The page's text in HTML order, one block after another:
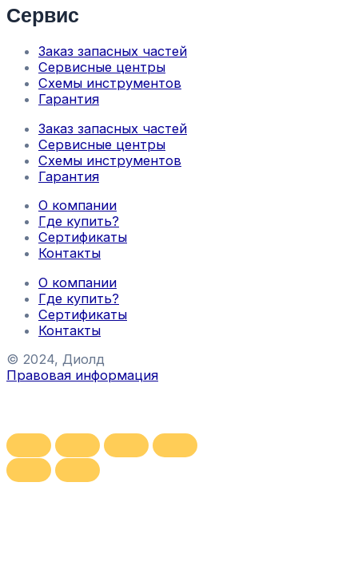
Сервис
Заказ запасных частей
Сервисные центры
Схемы инструментов
Гарантия
Заказ запасных частей
Сервисные центры
Схемы инструментов
Гарантия
О компании
Где купить?
Сертификаты
Контакты
О компании
Где купить?
Сертификаты
Контакты
© 2024, Диолд
Правовая информация